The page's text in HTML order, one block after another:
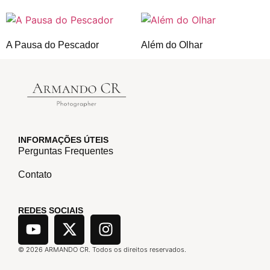
A Pausa do Pescador Além do Olhar
INFORMAÇÕES ÚTEIS
Perguntas Frequentes
Contato
REDES SOCIAIS
© 2026 ARMANDO CR. Todos os direitos reservados.